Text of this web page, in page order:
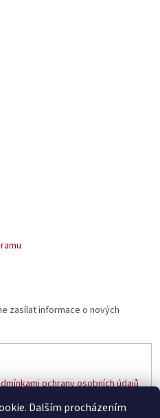
Dalším procházením
zasílat informace o nových
ochrany osobních údajů